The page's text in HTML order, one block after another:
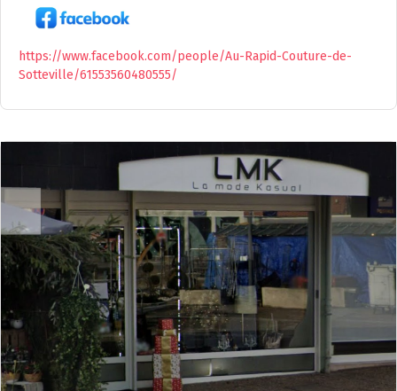
https://www.facebook.com/people/Au-Rapid-Couture-de-
Sotteville/61553560480555/